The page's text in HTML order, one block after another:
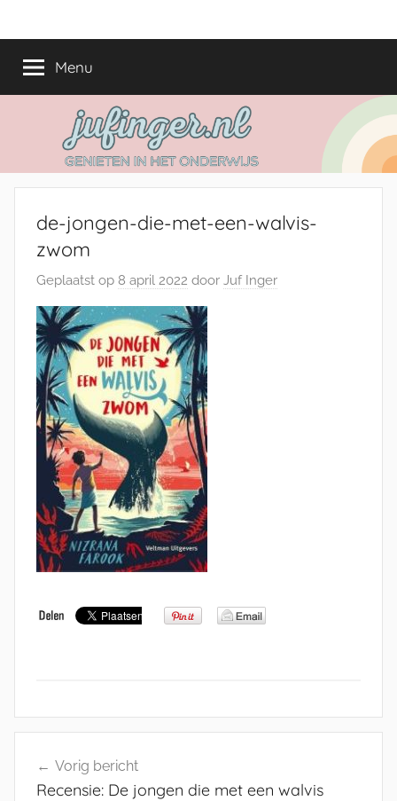
naarjufinger.nl
het
onderwijs
Menu
de-jongen-die-met-een-walvis-
zwom
Geplaatst op 8 april 2022 door Juf Inger
navigatie
Vorig bericht
Recensie: De jongen die met een walvis